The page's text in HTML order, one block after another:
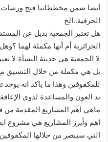
أيضا ضمن مخططاتنا فتح ورشات
الحرفية..الخ
هل تعتبر الجمعية بديل عن
الجزائرية أم أنها مكملة لهما
لا الجمعية هي حديثة النشأة لا
بل هي مكملة من خلال
للمكفوفين وهذا ما ياكد انه
يد العون والمساعدة لذوي
ماهي اهم المشاريع المقدمة من
اهم وأبرز المشاريع هي مشروع
التي سيبصر من خلالها